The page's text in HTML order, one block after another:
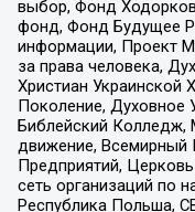
выбор, Фонд
фонд, Фонд Будущее
информации, Проект
за права человека,
Христиан Украинской
Поколение, Духовное
Библейский Колледж,
движение, Всемирный
Предприятий,
сеть организаций по
Республика